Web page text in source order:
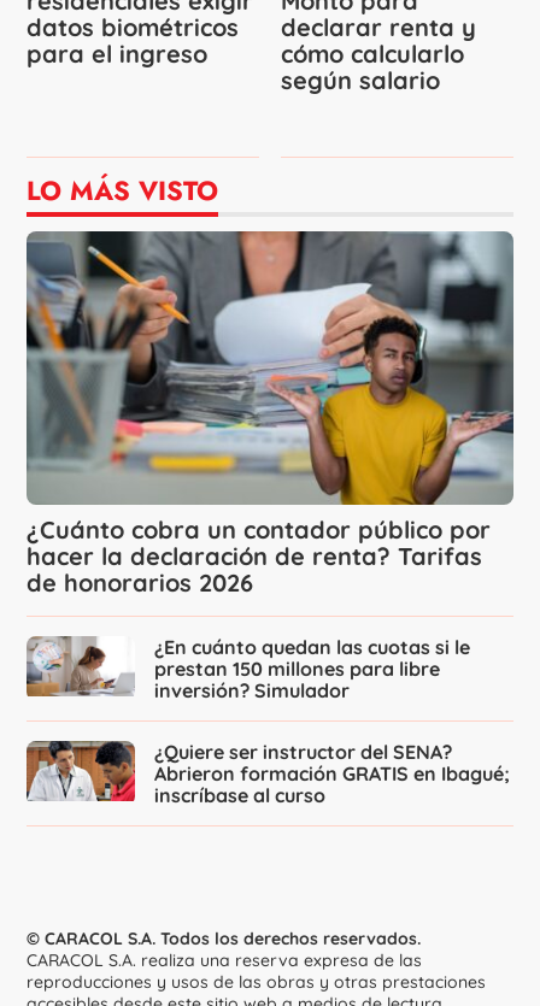
datos biométricos
para el ingreso
declarar renta y
cómo calcularlo
según salario
LO MÁS VISTO
¿Cuánto cobra un contador público por
hacer la declaración de renta? Tarifas
de honorarios 2026
¿En cuánto quedan las cuotas si le
prestan 150 millones para libre
inversión? Simulador
¿Quiere ser instructor del SENA?
Abrieron formación GRATIS en Ibagué;
inscríbase al curso
© CARACOL S.A. Todos los derechos reservados.
CARACOL S.A. realiza una reserva expresa de las
reproducciones y usos de las obras y otras prestaciones